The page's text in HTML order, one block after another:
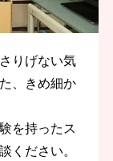
りげない気
、きめ細か
を持ったス
ください。